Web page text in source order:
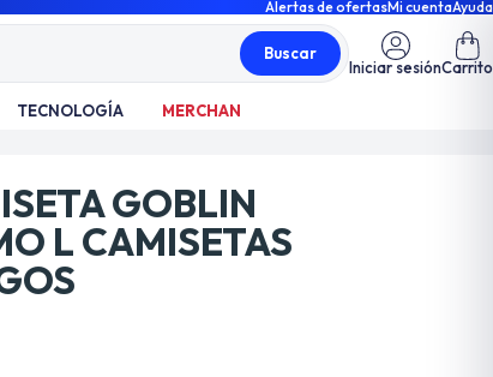
Alertas de ofertasMi cuentaAyuda
Buscar
Iniciar sesiónCarrito
TECNOLOGÍA MERCHAN
GOBLIN
L CAMISETAS